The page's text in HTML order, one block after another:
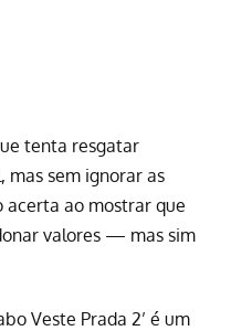
tenta resgatar
mas sem ignorar as
acerta ao mostrar que
valores — mas sim
Veste Prada 2’ é um